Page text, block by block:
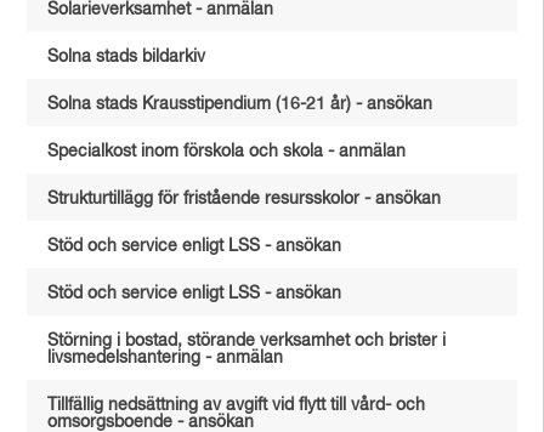
Solarieverksamhet - anmälan
Solna stads bildarkiv
Solna stads Krausstipendium (16-21 år) - ansökan
Specialkost inom förskola och skola - anmälan
Strukturtillägg för fristående resursskolor - ansökan
Stöd och service enligt LSS - ansökan
Stöd och service enligt LSS - ansökan
Störning i bostad, störande verksamhet och brister i
livsmedelshantering - anmälan
Tillfällig nedsättning av avgift vid flytt till vård- och
omsorgsboende - ansökan